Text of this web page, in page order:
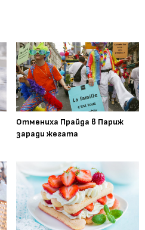
Отмениха Прайда в Париж
заради жегата